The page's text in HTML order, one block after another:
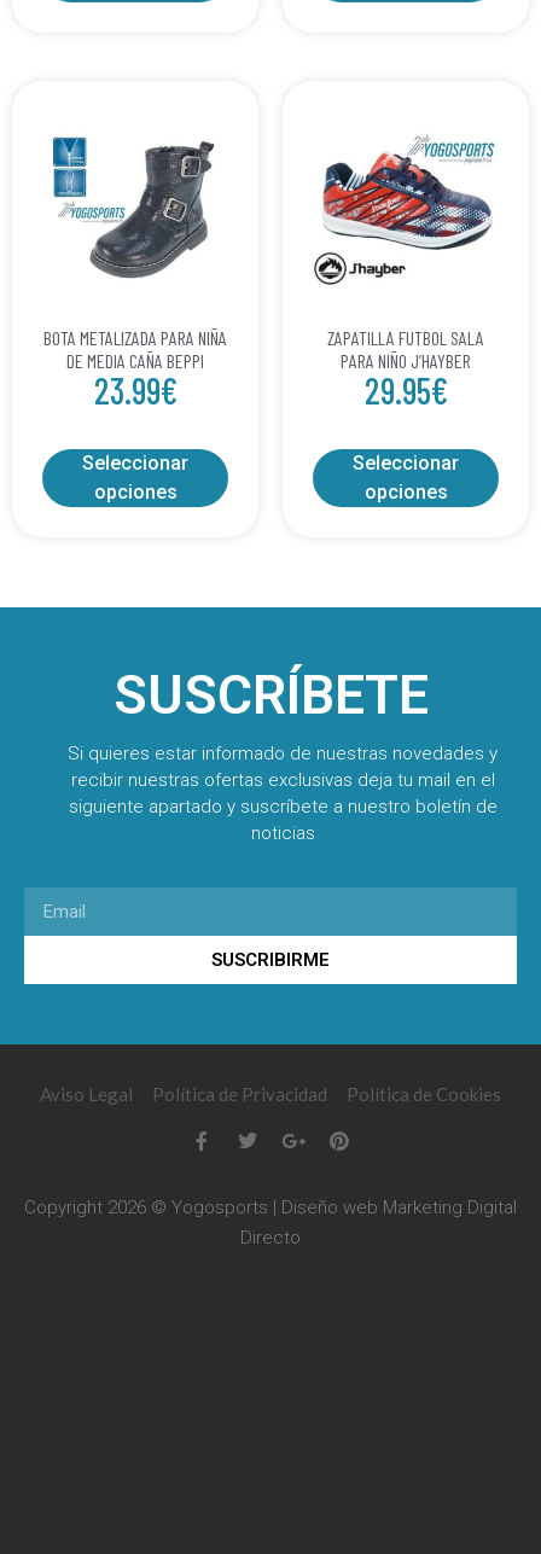
BOTA METALIZADA PARA NIÑA
DE MEDIA CAÑA BEPPI
23.99€
Seleccionar
opciones
ZAPATILLA FUTBOL SALA
PARA NIÑO J’HAYBER
29.95€
Seleccionar
opciones
SUSCRÍBETE
Si quieres estar informado de nuestras novedades y
recibir nuestras ofertas exclusivas deja tu mail en el
siguiente apartado y suscríbete a nuestro boletín de
noticias
SUSCRIBIRME
Aviso Legal Política de Privacidad Política de Cookies
Copyright 2026 © Yogosports | Diseño web Marketing Digital
Directo